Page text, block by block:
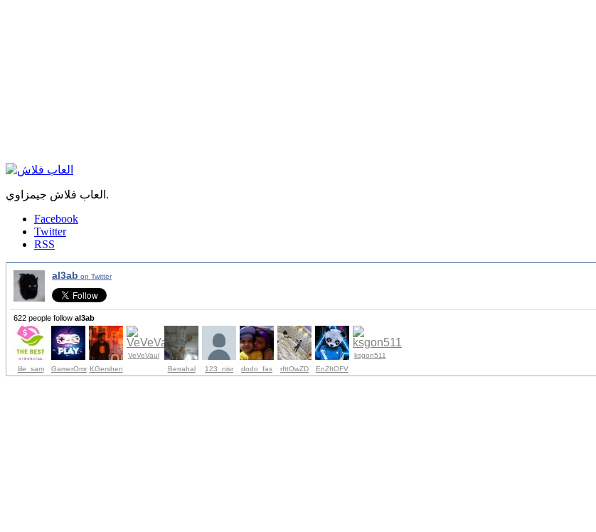
العاب فلاش جيمزاوي.
Facebook
Twitter
RSS
al3ab on Twitter
622 people follow al3ab
lile_sam GamerOmr KGershen
VeVeVaul
Berrahal
123_nisr dodo_fas rfttOwZD EnZftOFV
ksgon511